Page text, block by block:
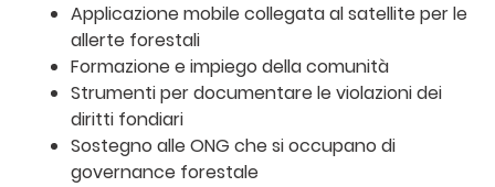
Applicazione mobile collegata al satellite per le
allerte forestali
Formazione e impiego della comunità
Strumenti per documentare le violazioni dei
diritti fondiari
Sostegno alle ONG che si occupano di
governance forestale